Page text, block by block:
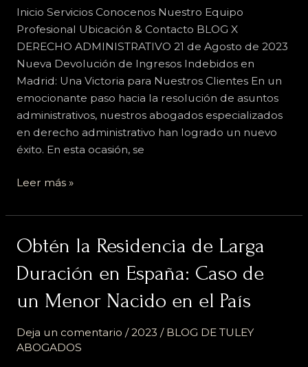
Inicio Servicios Conocenos Nuestro Equipo
Profesional Ubicación & Contacto BLOG X
DERECHO ADMINISTRATIVO 21 de Agosto de 2023
Nueva Devolución de Ingresos Indebidos en
Madrid: Una Victoria para Nuestros Clientes En un
emocionante paso hacia la resolución de asuntos
administrativos, nuestros abogados especializados
en derecho administrativo han logrado un nuevo
éxito. En esta ocasión, se
Reciente
Solicitud
Leer más »
Obtén la Residencia de Larga
Duración en España: Caso de
un Menor Nacido en el País
Deja un comentario /2023 / BLOG DE TULEY
ABOGADOS
Obtén
Residencia
Larga
Duración
en